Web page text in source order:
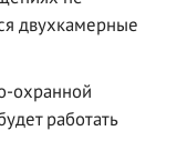
двухкамерные
охранной
работать